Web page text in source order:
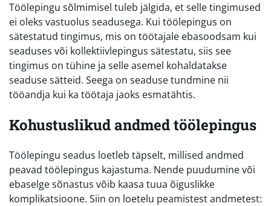
Töölepingu sõlmimisel tuleb jälgida, et selle tingimused
ei oleks vastuolus seadusega. Kui töölepingus on
sätestatud tingimus, mis on töötajale ebasoodsam kui
seaduses või kollektiivlepingus sätestatu, siis see
tingimus on tühine ja selle asemel kohaldatakse
seaduse sätteid. Seega on seaduse tundmine nii
tööandja kui ka töötaja jaoks esmatähtis.
Kohustuslikud andmed töölepingus
Töölepingu seadus loetleb täpselt, millised andmed
peavad töölepingus kajastuma. Nende puudumine või
ebaselge sõnastus võib kaasa tuua õiguslikke
komplikatsioone. Siin on loetelu peamistest andmetest: